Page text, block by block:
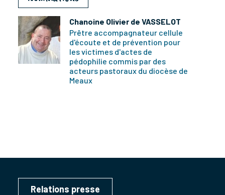
Chanoine Olivier de VASSELOT
Prêtre accompagnateur cellule
d'écoute et de prévention pour
les victimes d'actes de
pédophilie commis par des
acteurs pastoraux du diocèse de
Meaux
Relations presse